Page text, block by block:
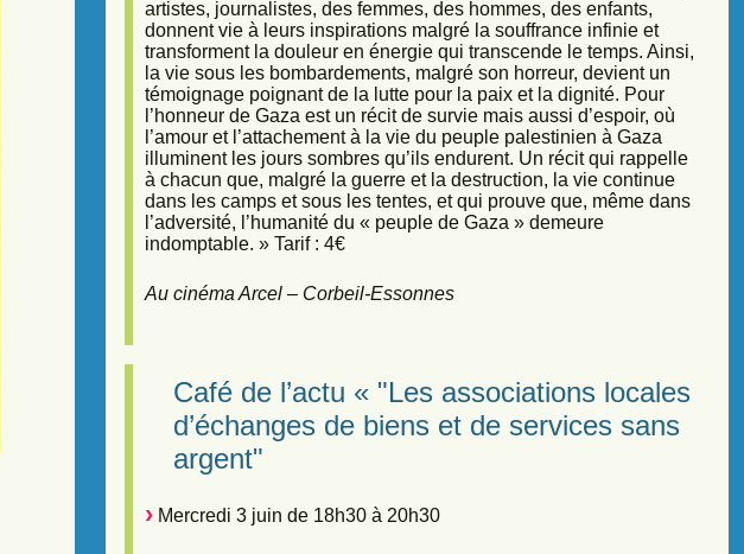
artistes, journalistes, des femmes, des hommes, des enfants,
donnent vie à leurs inspirations malgré la souffrance infinie et
transforment la douleur en énergie qui transcende le temps. Ainsi,
la vie sous les bombardements, malgré son horreur, devient un
témoignage poignant de la lutte pour la paix et la dignité. Pour
l’honneur de Gaza est un récit de survie mais aussi d’espoir, où
l’amour et l’attachement à la vie du peuple palestinien à Gaza
illuminent les jours sombres qu’ils endurent. Un récit qui rappelle
à chacun que, malgré la guerre et la destruction, la vie continue
dans les camps et sous les tentes, et qui prouve que, même dans
l’adversité, l’humanité du « peuple de Gaza » demeure
indomptable. » Tarif : 4€
Au cinéma Arcel – Corbeil-Essonnes
Café de l’actu « "Les associations locales
d’échanges de biens et de services sans
argent"
Mercredi 3 juin de 18h30 à 20h30